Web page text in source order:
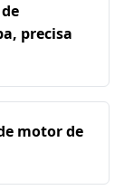
precisa
motor de